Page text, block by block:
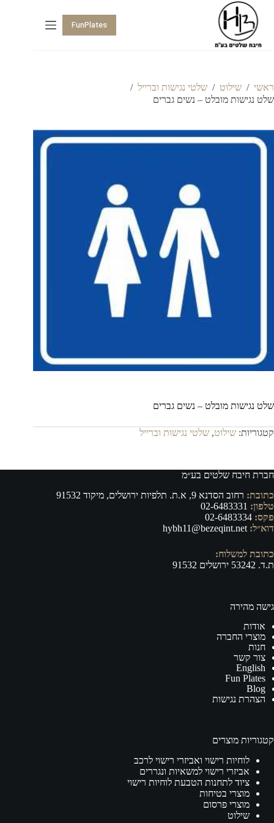
FunPlates
ראשי / שילוט / שלטי נגישות וברייל /
שלט נגישות מובלט – נשים גברים
שלט נגישות מובלט – נשים גברים
קטגוריות: שילוט, שלטי נגישות וברייל
חברת חיבח שלטים בע״מ
כתובת: רחוב הסדנא 9, א.ת. תלפיות ירושלים, מיקוד 91532
טלפון: 02-6483331
פקס:
דוא״ל: hybh11@bezeqint.net
כתובת למשלוח:
ת.ד. 53242 ירושלים 91532
גישה מהירה
אודות
מוצרי החברה
חנות
צור קשר
English
Fun Plates
Blog
הצהרת נגישות
קטגוריות מוצרים
לוחיות רישוי ואביזרי רישוי לרכב
אביזרי רישוי למשאיות ונגררים
ציוד לתחנות הטבעת לוחיות רישוי
מוצרי בטיחות
מוצרי פרסום
שילוט